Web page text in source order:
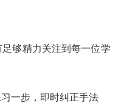
够精力关注到每一位学
一步，即时纠正手法